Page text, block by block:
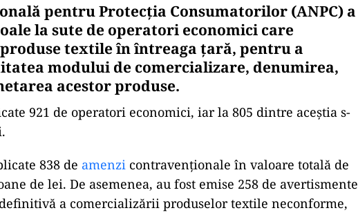
pentru Protecția Consumatorilor (ANPC) a
la sute de operatori economici care
textile în întreaga țară, pentru a
modului de comercializare, denumirea,
acestor produse.
921 de operatori economici, iar la 805 dintre aceștia s-
838 de amenzi contravenționale în valoare totală de
de lei. De asemenea, au fost emise 258 de avertismente
a comercializării produselor textile neconforme,